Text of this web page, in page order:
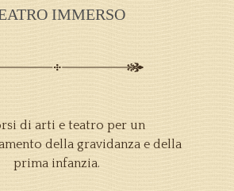
IMMERSO
di arti e teatro per un
della gravidanza e della
prima infanzia.